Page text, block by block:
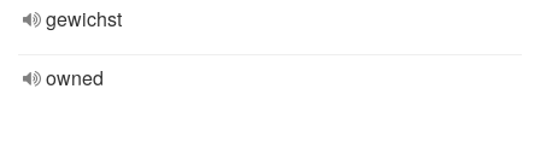
gewichst
owned